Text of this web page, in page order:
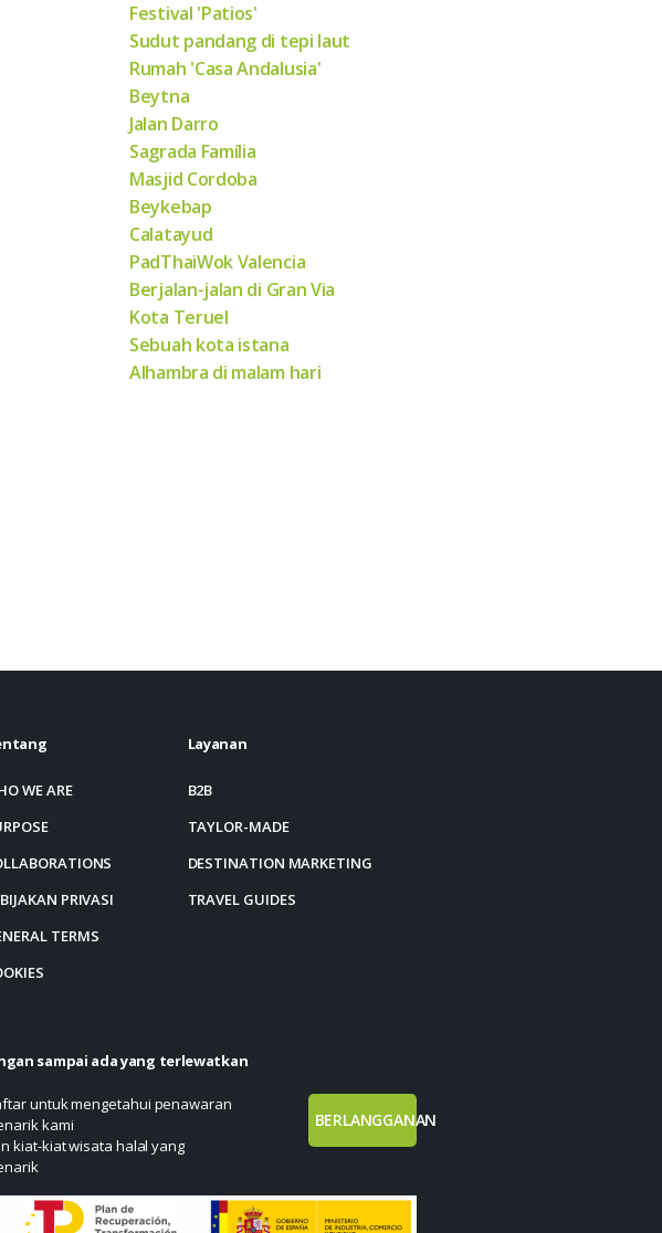
Festival 'Patios'
Sudut pandang di tepi laut
Rumah 'Casa Andalusia'
Beytna
Jalan Darro
Sagrada Família
Masjid Cordoba
Beykebap
Calatayud
PadThaiWok Valencia
Berjalan-jalan di Gran Via
Kota Teruel
Sebuah kota istana
Alhambra di malam hari
WE ARE
PRIVASI
TERMS
Layanan
B2B
TAYLOR-MADE
DESTINATION MARKETING
TRAVEL GUIDES
sampai ada yang terlewatkan
untuk mengetahui penawaran
kami
kiat-kiat wisata halal yang
BERLANGGANAN